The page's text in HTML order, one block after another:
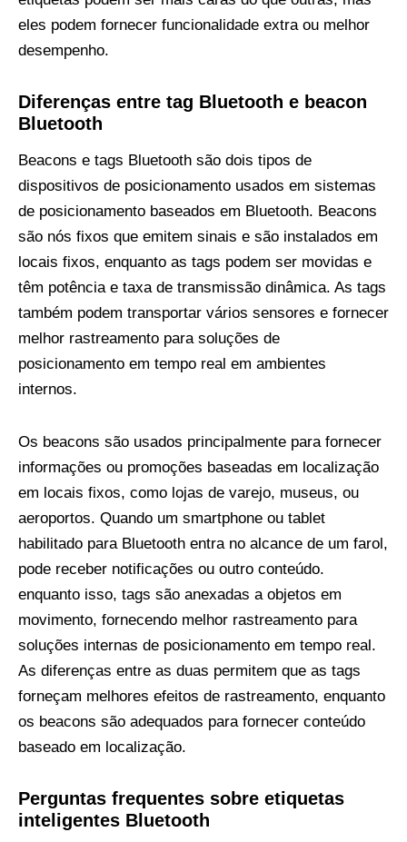
eles podem fornecer funcionalidade extra ou melhor
desempenho.
Diferenças entre tag Bluetooth e beacon
Bluetooth
Beacons e tags Bluetooth são dois tipos de
dispositivos de posicionamento usados ​​em sistemas
de posicionamento baseados em Bluetooth. Beacons
são nós fixos que emitem sinais e são instalados em
locais fixos, enquanto as tags podem ser movidas e
têm potência e taxa de transmissão dinâmica. As tags
também podem transportar vários sensores e fornecer
melhor rastreamento para soluções de
posicionamento em tempo real em ambientes
internos.
Os beacons são usados ​​principalmente para fornecer
informações ou promoções baseadas em localização
em locais fixos, como lojas de varejo, museus, ou
aeroportos. Quando um smartphone ou tablet
habilitado para Bluetooth entra no alcance de um farol,
pode receber notificações ou outro conteúdo.
enquanto isso, tags são anexadas a objetos em
movimento, fornecendo melhor rastreamento para
soluções internas de posicionamento em tempo real.
As diferenças entre as duas permitem que as tags
forneçam melhores efeitos de rastreamento, enquanto
os beacons são adequados para fornecer conteúdo
baseado em localização.
Perguntas frequentes sobre etiquetas
inteligentes Bluetooth